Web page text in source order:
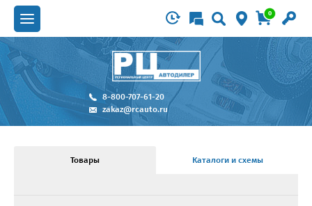
0
8-800-707-61-20
zakaz@rcauto.ru
Товары Каталоги и схемы